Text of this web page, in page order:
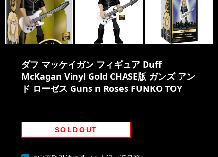
ダフ マッケイガン フィギュア Duff
McKagan Vinyl Gold CHASE版 ガンズ アン
ド ローゼス Guns n Roses FUNKO TOY
SOLDOUT